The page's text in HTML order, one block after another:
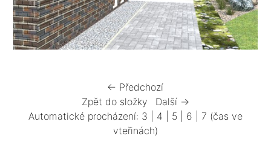
← Předchozí
Zpět do složky
Další →
Automatické procházení: 3 4 5 6 7 (čas ve
vteřinách)